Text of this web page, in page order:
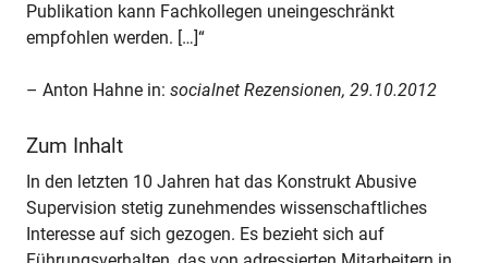
Publikation kann Fachkollegen uneingeschränkt
empfohlen werden. […]“
– Anton Hahne in: socialnet Rezensionen, 29.10.2012
Zum Inhalt
In den letzten 10 Jahren hat das Konstrukt Abusive
Supervision stetig zunehmendes wissenschaftliches
Interesse auf sich gezogen. Es bezieht sich auf